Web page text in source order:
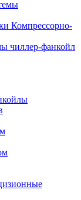
Компрессорно-
чиллер-фанкойл